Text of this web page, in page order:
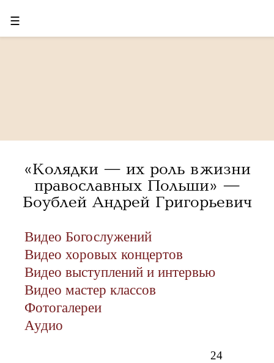
☰
«Колядки — их роль в жизни
православных Польши» —
Боублей Андрей Григорьевич
Видео Богослужений
Видео хоровых концертов
Видео выступлений и интервью
Видео мастер классов
Фотогалереи
Аудио
24